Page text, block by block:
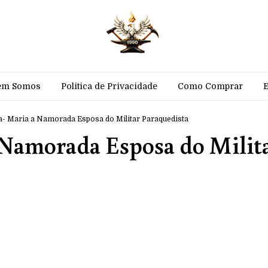
Somos Politica de Privacidade Como Comprar
Maria a Namorada Esposa do Militar Paraquedista
Esposa do